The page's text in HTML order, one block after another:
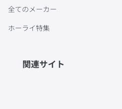
全てのメーカー
ホーライ特集
関連サイト